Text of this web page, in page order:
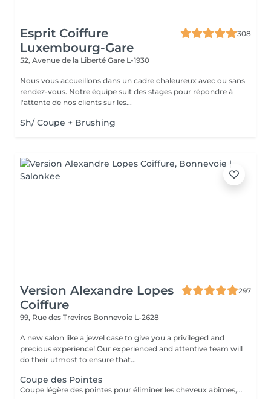
Esprit Coiffure
Luxembourg-Gare
308
52, Avenue de la Liberté Gare L-1930
Nous vous accueillons dans un cadre chaleureux avec ou sans
rendez-vous. Notre équipe suit des stages pour répondre à
l'attente de nos clients sur les...
Sh/ Coupe + Brushing
Version Alexandre Lopes
Coiffure
297
99, Rue des Trevires Bonnevoie L-2628
A new salon like a jewel case to give you a privileged and
precious experience! Our experienced and attentive team will
do their utmost to ensure that...
Coupe des Pointes
Coupe légère des pointes pour éliminer les cheveux abîmes, rafraîchir la coupe et garder les cheveux sains sans changer significativement la longueur.